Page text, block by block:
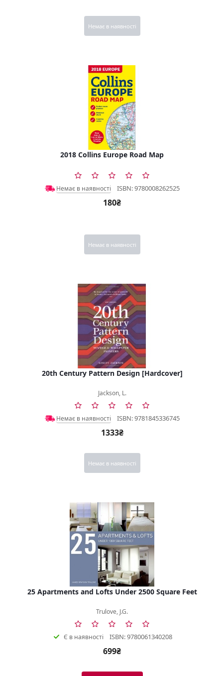
Немає в наявності
2018 Collins Europe Road Map
Немає в наявності ISBN: 9780008262525
180₴
Немає в наявності
20th Century Pattern Design [Hardcover]
Jackson, L.
Немає в наявності ISBN: 9781845336745
1333₴
Немає в наявності
25 Apartments and Lofts Under 2500 Square Feet
Trulove, J.G.
Є в наявності ISBN: 9780061340208
699₴